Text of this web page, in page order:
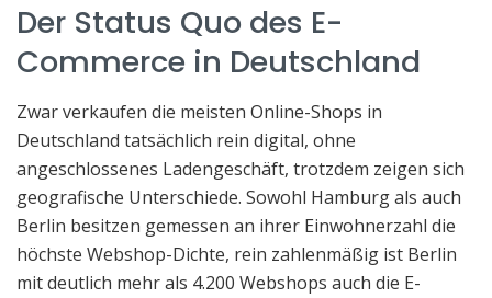
Der Status Quo des E-
Commerce in Deutschland
Zwar verkaufen die meisten Online-Shops in
Deutschland tatsächlich rein digital, ohne
angeschlossenes Ladengeschäft, trotzdem zeigen sich
geografische Unterschiede. Sowohl Hamburg als auch
Berlin besitzen gemessen an ihrer Einwohnerzahl die
höchste Webshop-Dichte, rein zahlenmäßig ist Berlin
mit deutlich mehr als 4.200 Webshops auch die E-